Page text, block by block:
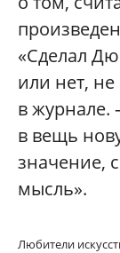
«Сделал
или нет,
в
в вещь
значение,
мысль».
Любители